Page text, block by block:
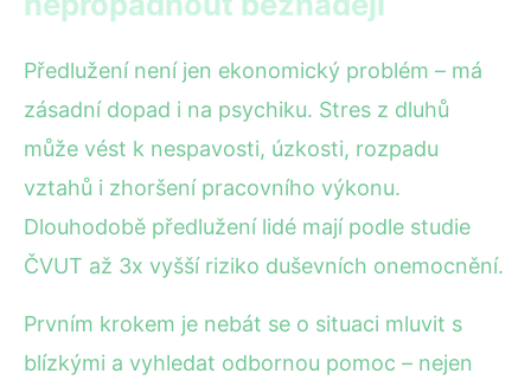
Předlužení není jen ekonomický problém – má
zásadní dopad i na psychiku. Stres z dluhů
může vést k nespavosti, úzkosti, rozpadu
vztahů i zhoršení pracovního výkonu.
Dlouhodobě předlužení lidé mají podle studie
ČVUT až 3x vyšší riziko duševních onemocnění.
Prvním krokem je nebát se o situaci mluvit s
blízkými a vyhledat odbornou pomoc – nejen